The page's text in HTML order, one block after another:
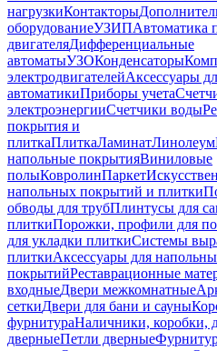
нагрузкиКонтакторы
оборудованиеУЗИПАвтоматика
двигателяДифференциальные
автоматыУЗОКонденсаторы
электродвигателейАксессуары
автоматикиПриборы учета
электроэнергииСчетчики воды
покрытия и
плиткаПлиткаЛаминатЛинолеум
напольные покрытияВиниловые
полыКовролинПаркет
напольных покрытий и плитки
обводы для трубПлинтусы для
плиткиПорожки, профили для
для укладки плиткиСистемы
плиткиАксессуары для
покрытийРеставрационные
входныеДвери межкомнатные
сеткиДвери для бани и сауны
фурнитураНаличники, коробки,
дверныеПетли дверные